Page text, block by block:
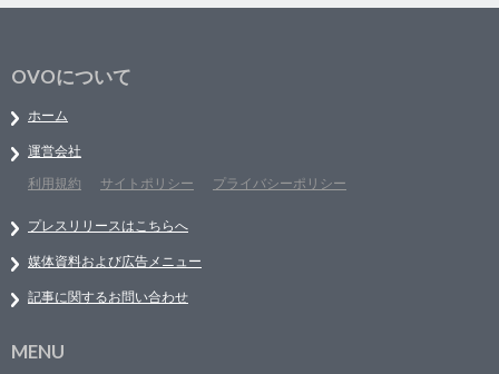
OVOについて
ホーム
運営会社
利用規約
サイトポリシー プライバシーポリシー
プレスリリースはこちらへ
媒体資料および広告メニュー
記事に関するお問い合わせ
MENU